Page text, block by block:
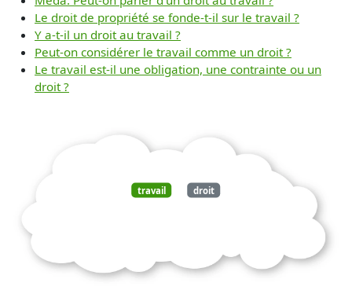
Le droit de propriété se fonde-t-il sur le travail ?
Y a-t-il un droit au travail ?
Peut-on considérer le travail comme un droit ?
Le travail est-il une obligation, une contrainte ou un
droit ?
travail droit